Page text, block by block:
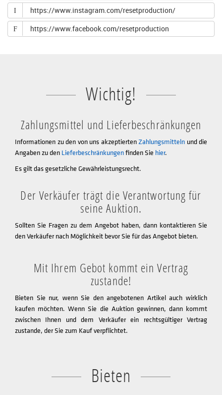
I https://www.instagram.com/resetproduction/
F https://www.facebook.com/resetproduction
Wichtig!
Zahlungsmittel und Lieferbeschränkungen
Informationen zu den von uns akzeptierten Zahlungsmitteln und die
Angaben zu den Lieferbeschränkungenfinden Sie hier.
Es gilt das gesetzliche Gewährleistungsrecht.
Der Verkäufer trägt die Verantwortung für
seine Auktion.
Sollten Sie Fragen zu dem Angebot haben, dann kontaktieren Sie
den Verkäufer nach Möglichkeit bevor Sie für das Angebot bieten.
Mit Ihrem Gebot kommt ein Vertrag
zustande!
Bieten Sie nur, wenn Sie den angebotenen Artikel auch wirklich
kaufen möchten. Wenn Sie die Auktion gewinnen, dann kommt
zwischen Ihnen und dem Verkäufer ein rechtsgültiger Vertrag
zustande, der Sie zum Kauf verpflichtet.
Bieten